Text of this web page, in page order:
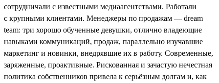
сотрудничали с известными медиаагентствами. Работали
с крупными клиентами. Менеджеры по продажам — dream
team: три хорошо обученные девушки, отлично владеющие
навыками коммуникаций, продаж, параллельно изучавшие
маркетинг и новинки, внедрявшие их в работу. Современные,
заряженные, проактивные. Рискованная и зачастую нечестная
политика собственников привела к серьёзным долгам и, как